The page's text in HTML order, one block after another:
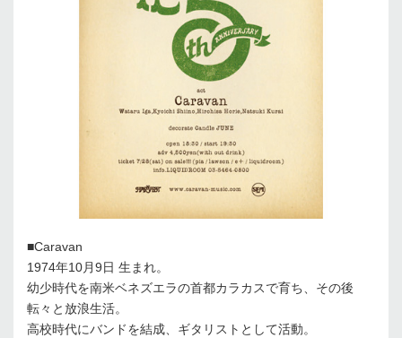
■Caravan
1974年10月9日 生まれ。
幼少時代を南米ベネズエラの首都カラカスで育ち、その後
転々と放浪生活。
高校時代にバンドを結成、ギタリストとして活動。